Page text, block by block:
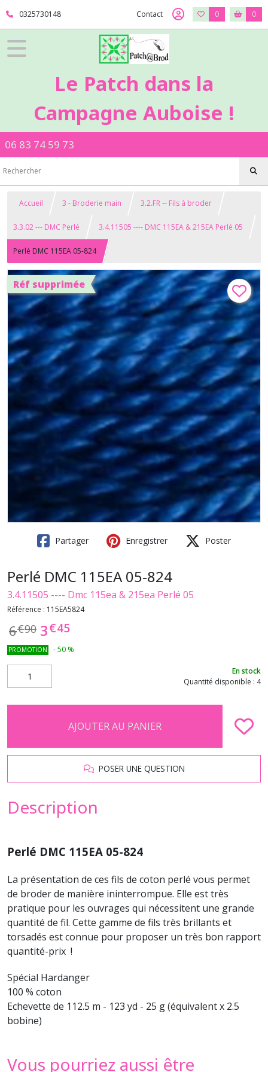
0325730148 Contact 0 0
Le Patch dans la
Campagne Auboise !
06 83 74 59 73
Accueil 3 - Broderie main 3.2.FR -- Fils à broder
3.3.02 --- DMC Perlé 3.4.11505 ---- DMC 115EA & 215EA Perlé 05
Perlé DMC 115EA 05-824
Réf supprimée
Partager Enregistrer Poster
Perlé DMC 115EA 05-824
3.4.11505 ---- Dmc 115ea & 215ea Perlé 05
Référence : 115EA5824
6€90 3€45
PROMOTION -50 %
En stock
Quantité disponible : 4
AJOUTER AU PANIER
POSER UNE QUESTION
Description
Perlé DMC 115EA 05-824
La présentation de ces fils de coton perlé vous permet
de broder de manière ininterrompue. Elle est très
pratique pour les ouvrages qui nécessitent une grande
quantité de fil. Cette gamme de fils très brillants et
torsadés est connue pour proposer un très bon rapport
quantité-prix !
Spécial Hardanger
100 % coton
Echevette de 112.5 m - 123 yd - 25 g (équivalent x 2.5
bobine)
Vous pourriez aussi être